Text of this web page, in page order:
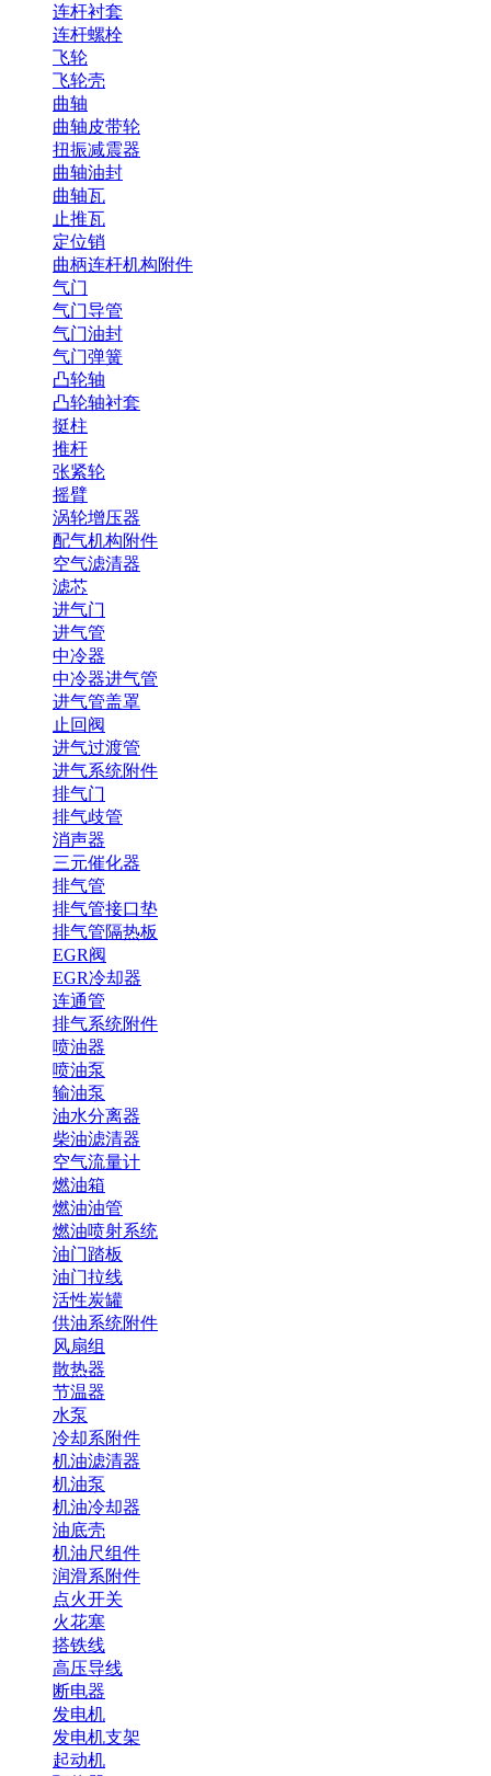
连杆衬套
连杆螺栓
飞轮
飞轮壳
曲轴
曲轴皮带轮
扭振减震器
曲轴油封
曲轴瓦
止推瓦
定位销
曲柄连杆机构附件
气门
气门导管
气门油封
气门弹簧
凸轮轴
凸轮轴衬套
挺柱
推杆
张紧轮
摇臂
涡轮增压器
配气机构附件
空气滤清器
滤芯
进气门
进气管
中冷器
中冷器进气管
进气管盖罩
止回阀
进气过渡管
进气系统附件
排气门
排气歧管
消声器
三元催化器
排气管
排气管接口垫
排气管隔热板
EGR阀
EGR冷却器
连通管
排气系统附件
喷油器
喷油泵
输油泵
油水分离器
柴油滤清器
空气流量计
燃油箱
燃油油管
燃油喷射系统
油门踏板
油门拉线
活性炭罐
供油系统附件
风扇组
散热器
节温器
水泵
冷却系附件
机油滤清器
机油泵
机油冷却器
油底壳
机油尺组件
润滑系附件
点火开关
火花塞
搭铁线
高压导线
断电器
发电机
发电机支架
起动机